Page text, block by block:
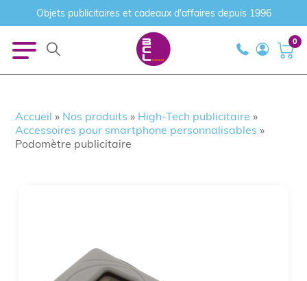
Objets publicitaires et cadeaux d'affaires depuis 1996
0
Accueil » Nos produits » High-Tech publicitaire »
Accessoires pour smartphone personnalisables »
Podomètre publicitaire